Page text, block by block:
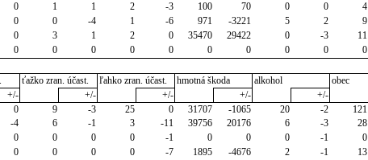
0 1 1 2 -3 100 70 0 0 4
0 0 -4 1 -6 971 -3221 5 2 9
0 3 1 2 0 35470 29422 0 -3 11
0 0 0 0 0 0 0 0 0 0
ťažko zran. účast. ľahko zran. účast. hmotná škoda alkohol
obec
+/- +/- +/- +/- +/-
0 9 -3 25 0 31707 -1065 20 -2 121
-4 6 -1 3 -11 39756 20176 6 -3 28
0 0 0 0 -1 0 0 0 -1 0
0 0 0 0 -7 1895 -4676 2 -1 13